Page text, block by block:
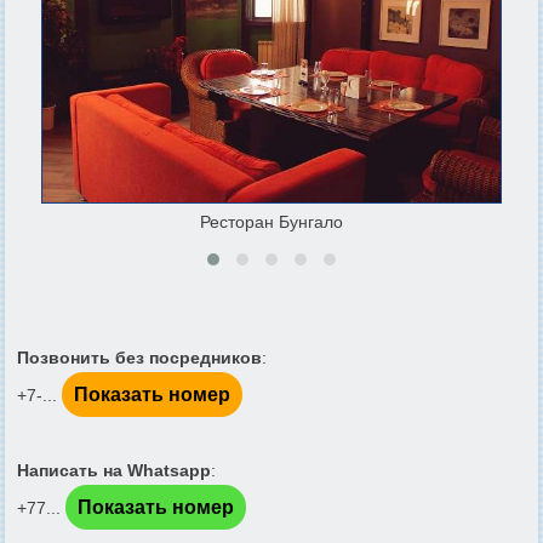
Ресторан Бунгало
Позвонить без посредников:
+7-...
Показать номер
Написать на Whatsapp:
+77...
Показать номер